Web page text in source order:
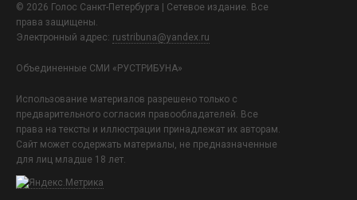
© 2026 Голос Санкт-Петербурга | Сетевое издание. Все
права защищены.
Электронный адрес: rustribuna@yandex.ru
Объединенные СМИ «РУСТРИБУНА»
Использование материалов разрешено только с
предварительного согласия правообладателей. Все
права на тексты и иллюстрации принадлежат их авторам.
Сайт может содержать материалы, не предназначенные
для лиц младше 18 лет.